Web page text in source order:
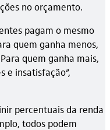
no orçamento.
pagam o mesmo
quem ganha menos,
quem ganha mais,
e insatisfação”,
percentuais da renda
todos podem